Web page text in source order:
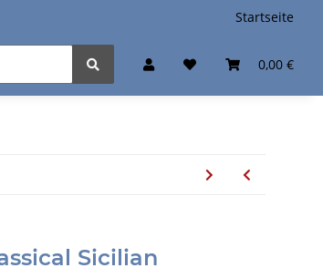
Startseite
0,00 €
Sicilian